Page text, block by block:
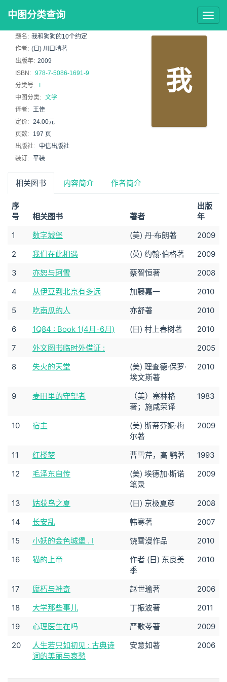
中图分类查询
我
题名: 我和狗狗的10个约定
作者: (日) 川口晴著
出版年: 2009
ISBN: 978-7-5086-1691-9
分类号:
中图分类: 文学
译者: 王佳
定价: 24.00元
页数:
197 页
出版社:
中信出版社
装订: 平装
相关图书 内容简介 作者简介
序
号
相关图书 著者
出版
年
1
数字城堡 (美) 丹·布朗著
2009
2
我们在此相遇 (英) 约翰·伯格著
2009
3
亦恕与珂雪 蔡智恒著
2008
4
从伊豆到北京有多远 加藤嘉一
2010
5
吃南瓜的人 亦舒著
2010
6
1Q84 : Book 1(4月-6月) (日) 村上春树著
2010
7
外文图书临时外借证 :
2005
8
失火的天堂
(美) 理查德·保罗·
埃文斯著
2010
9 麦田里的守望者
（美）塞林格
著；施咸荣译
1983
10 宿主
(美) 斯蒂芬妮·梅
尔著
2009
11 红楼梦 曹雪芹，高 鹗著
1993
12
毛泽东自传
(美) 埃德加·斯诺
笔录
2009
13 姑获鸟之夏 (日) 京极夏彦
2008
14
长安乱 韩寒著
2007
15
小妖的金色城堡 . I 饶雪漫作品
2010
16
猫的上帝
作者 (日) 东良美
季
2010
17 腐朽与神奇 赵世瑜著
2006
18
大学那些事儿 丁振波著
2011
19
心理医生在吗 严歌苓著
2009
20
人生若只如初见 : 古典诗
词的美丽与哀愁
安意如著 2006